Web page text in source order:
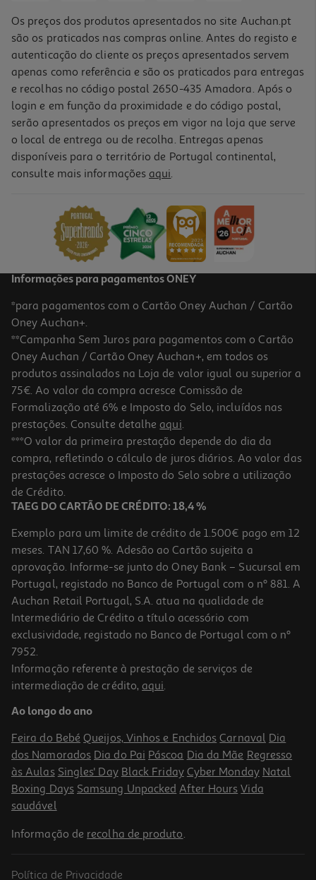
Papas De Aveia Com Whey Prozis Caramelo 60g
Granola Proteica Sante Go On Avelã & Amend & Choc 300gr
16.3 €/Kg
4,89 €
Granola Proteica Sante Go On Brownie & Cereja 300gr
16.3 €/Kg
4,89 €
Os preços dos produtos apresentados no site Auchan.pt
são os praticados nas compras online. Antes do registo e
autenticação do cliente os preços apresentados servem
apenas como referência e são os praticados para entregas
e recolhas no código postal 2650-435 Amadora. Após o
login e em função da proximidade e do código postal,
serão apresentados os preços em vigor na loja que serve
o local de entrega ou de recolha. Entregas apenas
disponíveis para o território de Portugal continental,
consulte mais informações aqui.
Informações para pagamentos ONEY
*para pagamentos com o Cartão Oney Auchan / Cartão
Oney Auchan+.
**Campanha Sem Juros para pagamentos com o Cartão
Oney Auchan / Cartão Oney Auchan+, em todos os
produtos assinalados na Loja de valor igual ou superior a
75€. Ao valor da compra acresce Comissão de
Formalização até 6% e Imposto do Selo, incluídos nas
prestações. Consulte detalhe aqui.
***O valor da primeira prestação depende do dia da
compra, refletindo o cálculo de juros diários. Ao valor das
prestações acresce o Imposto do Selo sobre a utilização
de Crédito.
TAEG DO CARTÃO DE CRÉDITO: 18,4 %
Exemplo para um limite de crédito de 1.500€ pago em 12
meses. TAN 17,60 %. Adesão ao Cartão sujeita a
aprovação. Informe-se junto do Oney Bank – Sucursal em
Portugal, registado no Banco de Portugal com o nº 881. A
Auchan Retail Portugal, S.A. atua na qualidade de
Intermediário de Crédito a título acessório com
exclusividade, registado no Banco de Portugal com o nº
7952.
Informação referente à prestação de serviços de
intermediação de crédito, aqui.
Ao longo do ano
Feira do Bebé Queijos, Vinhos e Enchidos Carnaval Dia
dos Namorados Dia do Pai Páscoa Dia da Mãe Regresso
às Aulas Singles' Day Black Friday Cyber Monday Natal
Boxing Days Samsung Unpacked After Hours Vida
saudável
Informação de recolha de produto.
Política de Privacidade